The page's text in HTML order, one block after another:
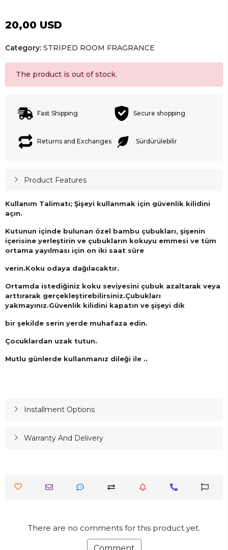
20,00 USD
Category: STRIPED ROOM FRAGRANCE
The product is out of stock.
Fast Shipping Secure shopping
Returns and Exchanges Sürdürülebilir
Product Features
Kullanım Talimatı; Şişeyi kullanmak için güvenlik kilidini
açın.
Kutunun içinde bulunan özel bambu çubukları, şişenin
içerisine yerleştirin ve çubukların kokuyu emmesi ve tüm
ortama yayılması için on iki saat süre
verin.Koku odaya dağılacaktır.
Ortamda istediğiniz koku seviyesini çubuk azaltarak veya
arttırarak gerçekleştirebilirsiniz.Çubukları
yakmayınız.Güvenlik kilidini kapatın ve şişeyi dik
bir şekilde serin yerde muhafaza edin.
Çocuklardan uzak tutun.
Mutlu günlerde kullanmanız dileği ile ..
Installment Options
Warranty And Delivery
There are no comments for this product yet.